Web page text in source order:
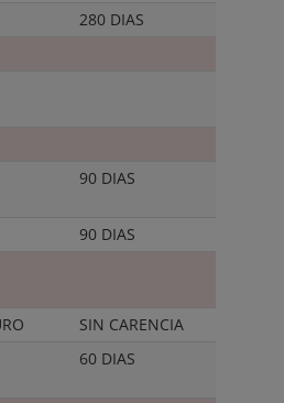
280 DIAS
90 DIAS
90 DIAS
SIN CARENCIA
60 DIAS